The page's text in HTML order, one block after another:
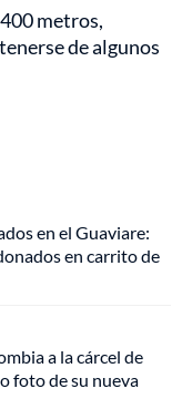
metros,
de algunos
en el Guaviare:
en carrito de
a la cárcel de
foto de su nueva